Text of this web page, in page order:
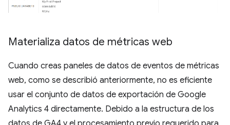
Materializa datos de métricas web
Cuando creas paneles de datos de eventos de métricas
web, como se describió anteriormente, no es eficiente
usar el conjunto de datos de exportación de Google
Analytics 4 directamente. Debido a la estructura de los